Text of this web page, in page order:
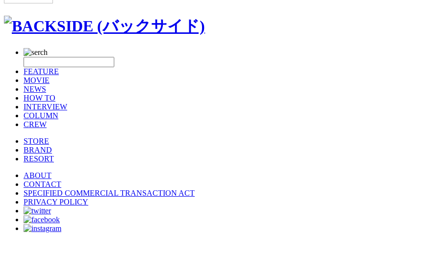
FEATURE
MOVIE
NEWS
HOW TO
INTERVIEW
COLUMN
CREW
STORE
BRAND
RESORT
ABOUT
CONTACT
SPECIFIED COMMERCIAL TRANSACTION ACT
PRIVACY POLICY